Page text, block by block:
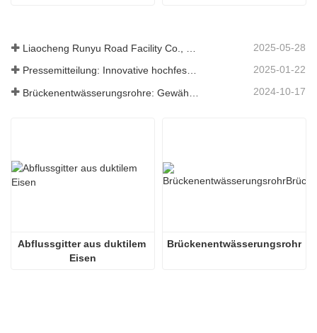
2025-05-28
Pressemitteilung: Innovative hochfeste Entwässerungsroste – Erhöhung der Sicherheit und Effizienz der städtischen Infrastruktur 2025-01-22
2024-10-17
Abflussgitter aus duktilem
Eisen
Brückenentwässerungsrohr